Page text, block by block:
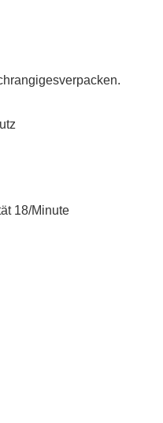
18/Minute